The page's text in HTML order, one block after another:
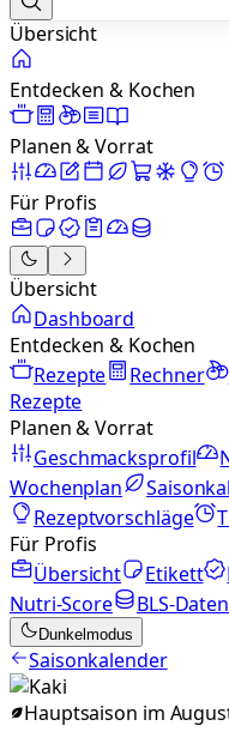
Übersicht
Entdecken & Kochen
Planen & Vorrat
Für Profis
Übersicht
Dashboard
Entdecken & Kochen
Rezepte
Rechner
Rezepte
Planen & Vorrat
Geschmacksprofil
Wochenplan
Rezeptvorschläge
Für Profis
Übersicht
Etikett
Nutri-Score
BLS-
Dunkelmodus
Saisonkalender
Hauptsaison im